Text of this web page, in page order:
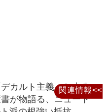
デカルト主義」と十八
が物語る、ニュート
関連情報<<